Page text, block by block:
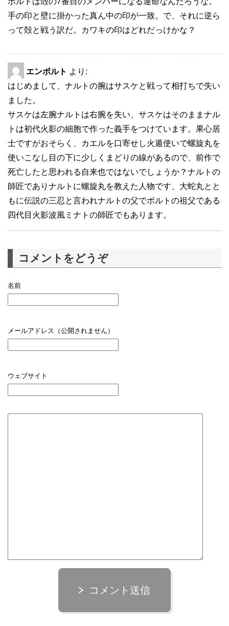
手の印と壁に掛かった真ん中の印が一致。で、それに逆ら
って殻と戦う訳だ。カワキの印はどれだっけかな？
エンボルト より:
はじめまして、ナルトの腕はサスケと戦って相打ちで失い
ました。
サスケは左腕ナルトは右腕を失い、サスケはそのままナル
トは初代火影の細胞で作った義手をつけています。果心居
士ですがおそらく、カエルを口寄せし火遁使いで螺旋丸を
使いこなし目の下に少しくまどりの線があるので、前作で
死亡したと思われる自来也ではないでしょうか？ナルトの
師匠でありナルトに螺旋丸を教えた人物です、大蛇丸とと
もに伝説の三忍と言われナルトの父でボルトの祖父である
四代目火影波風ミナトの師匠でもあります。
コメントをどうぞ
名前
メールアドレス（公開されません）
ウェブサイト
コメント送信